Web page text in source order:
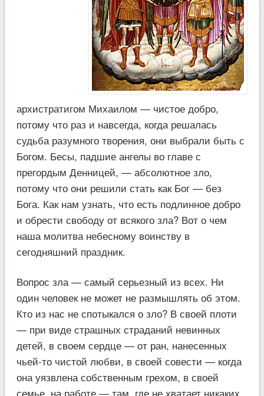
архистратигом Михаилом — чистое добро,
потому что раз и навсегда, когда решалась
судьба разумного творения, они выбрали быть с
Богом. Бесы, падшие ангелы во главе с
прегордым Денницей, — абсолютное зло,
потому что они решили стать как Бог — без
Бога. Как нам узнать, что есть подлинное добро
и обрести свободу от всякого зла? Вот о чем
наша молитва небесному воинству в
сегодняшний праздник.
Вопрос зла — самый серьезный из всех. Ни
один человек не может не размышлять об этом.
Кто из нас не спотыкался о зло? В своей плоти
— при виде страшных страданий невинных
детей, в своем сердце — от ран, нанесенных
чьей-то чистой любви, в своей совести — когда
она уязвлена собственным грехом, в своей
семье, на работе — там, где не хватает никаких